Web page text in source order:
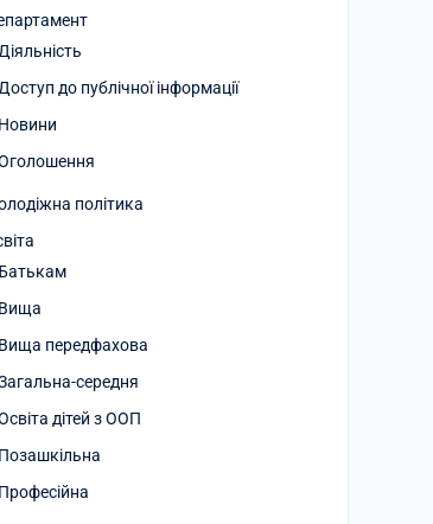
Діяльність
Доступ до публічної інформації
Новини
політика
Батькам
Вища
Вища передфахова
середня
дітей з ООП
Позашкільна
Професійна